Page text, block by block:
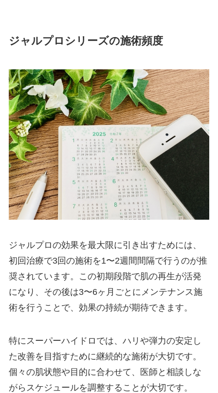
ジャルプロシリーズの施術頻度
ジャルプロの効果を最大限に引き出すためには、
初回治療で3回の施術を1〜2週間間隔で行うのが推
奨されています。この初期段階で肌の再生が活発
になり、その後は3〜6ヶ月ごとにメンテナンス施
術を行うことで、効果の持続が期待できます。
特にスーパーハイドロでは、ハリや弾力の安定し
た改善を目指すために継続的な施術が大切です。
個々の肌状態や目的に合わせて、医師と相談しな
がらスケジュールを調整することが大切です。